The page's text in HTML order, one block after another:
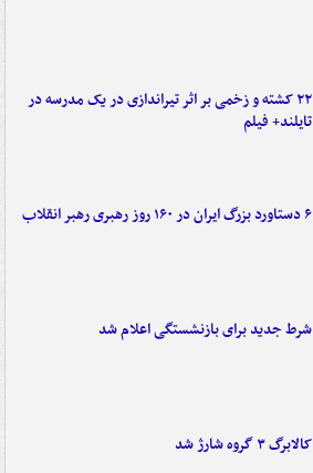
۲۲ کشته و زخمی بر اثر تیراندازی در یک مدرسه در
تایلند+ فیلم
۶ دستاورد بزرگ ایران در ۱۶۰ روز رهبری رهبر انقلاب
شرط جدید برای بازنشستگی اعلام شد
کالابرگ ۳ گروه شارژ شد